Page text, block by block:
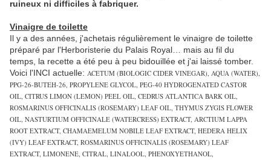
ruineux ni difficiles à fabriquer.
Vinaigre de toilette
Il y a des années, j'achetais régulièrement le vinaigre de toilette
préparé par l'Herboristerie du Palais Royal… mais au fil du
temps, la recette a été peu à peu bidouillée et j'ai laissé tomber.
Voici l'INCI actuelle: ACETUM (BIOLOGIC CIDER VINEGAR), AQUA (WATER),
PPG-26-BUTEH-26, PROPYLENE GLYCOL, PEG-40 HYDROGENATED CASTOR
OIL, CITRUS LIMON (LEMON) PEEL OIL, CEDRUS ATLANTICA BARK OIL,
ROSMARINUS OFFICINALIS (ROSEMARY) LEAF OIL, THYMUS ZYGIS FLOWER
OIL, NASTURTIUM OFFICINALE (WATERCRESS) EXTRACT, ARCTIUM LAPPA
ROOT EXTRACT, CHAMAEMELUM NOBILE LEAF EXTRACT, HEDERA HELIX
(IVY) LEAF EXTRACT, ROSMARINUS OFFICINALIS (ROSEMARY) LEAF
EXTRACT, LIMONENE, CITRAL, LINALOOL, PHENOXYETHANOL,